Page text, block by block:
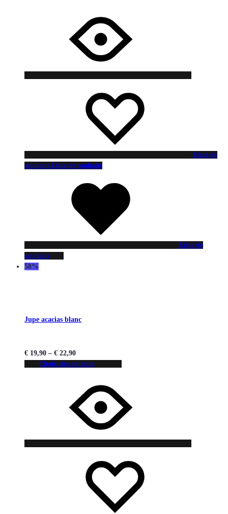
Liste de
souhaits Liste de souhaits
Liste de
souhaits
58%
Jupe acacias blanc
€ 19,90 – € 22,90
Choix des options